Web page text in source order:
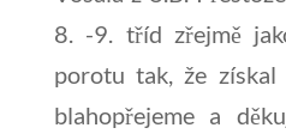
8. -9. tříd zřejmě
porotu tak, že
blahopřejeme a